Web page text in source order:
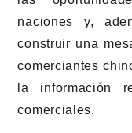
naciones y,
construir una
comerciantes
la información
comerciales.